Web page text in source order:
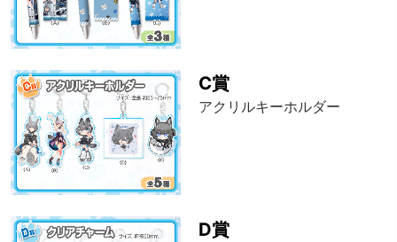
C賞
アクリルキーホルダー
D賞